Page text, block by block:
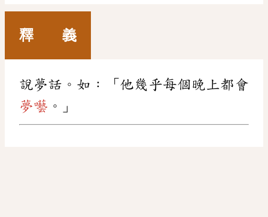
釋 義
說夢話。如：「他幾乎每個晚上都會
夢囈 。」